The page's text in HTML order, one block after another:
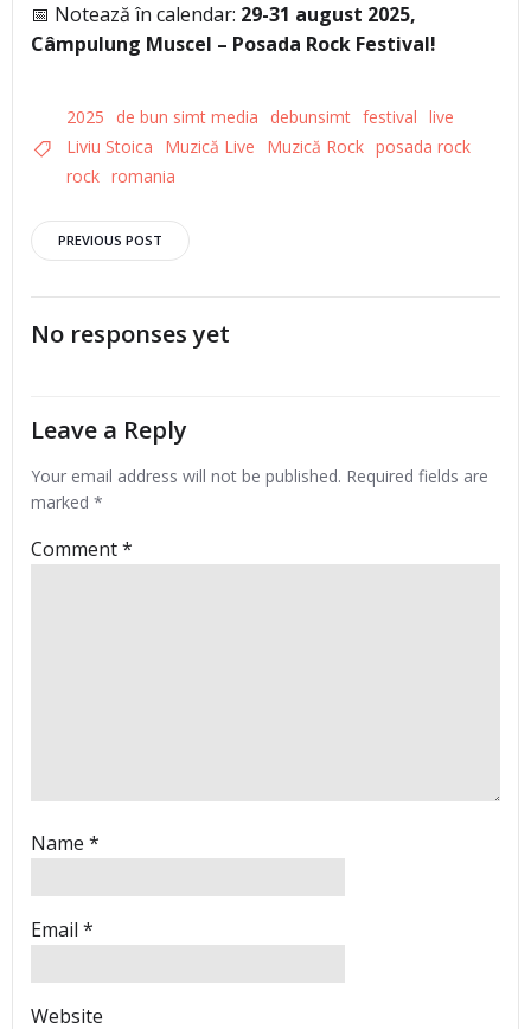
📅 Notează în calendar: 29-31 august 2025,
Câmpulung Muscel – Posada Rock Festival!
2025 de bun simt media debunsimt festival live
Liviu Stoica
Muzică Live Muzică Rock posada rock
rock romania
Post
navigation
PREVIOUS POST
No responses yet
Leave a Reply
Your email address will not be published. Required fields are
marked *
Comment*
Name *
Email *
Website